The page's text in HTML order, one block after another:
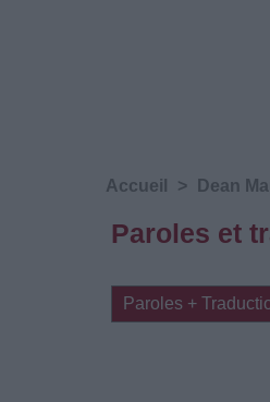
Accueil > Dean
Paroles et
Paroles +